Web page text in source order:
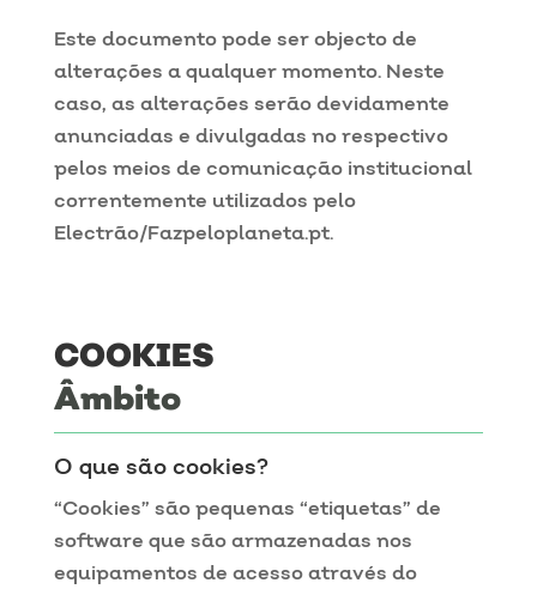
Este documento pode ser objecto de
alterações a qualquer momento. Neste
caso, as alterações serão devidamente
anunciadas e divulgadas no respectivo
pelos meios de comunicação institucional
correntemente utilizados pelo
Electrão/Fazpeloplaneta.pt.
COOKIES
Âmbito
O que são cookies?
“Cookies” são pequenas “etiquetas” de
software que são armazenadas nos
equipamentos de acesso através do